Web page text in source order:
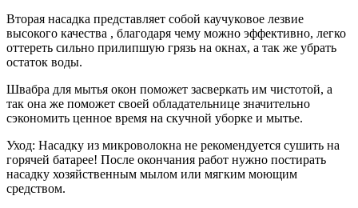
Вторая насадка представляет собой каучуковое лезвие
высокого качества , благодаря чему можно эффективно, легко
оттереть сильно прилипшую грязь на окнах, а так же убрать
остаток воды.
Швабра для мытья окон поможет засверкать им чистотой, а
так она же поможет своей обладательнице значительно
сэкономить ценное время на скучной уборке и мытье.
Уход: Насадку из микроволокна не рекомендуется сушить на
горячей батарее! После окончания работ нужно постирать
насадку хозяйственным мылом или мягким моющим
средством.